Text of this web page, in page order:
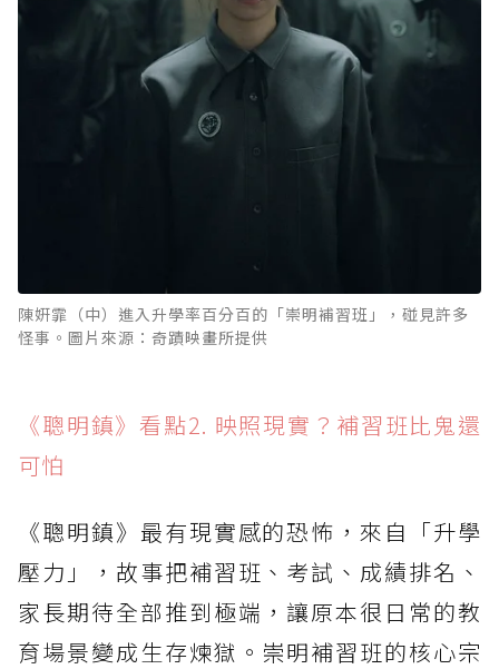
陳姸霏（中）進入升學率百分百的「崇明補習班」，碰見許多
怪事。圖片來源：奇蹟映畫所提供
《聰明鎮》看點2. 映照現實？補習班比鬼還
可怕
《聰明鎮》最有現實感的恐怖，來自「升學
壓力」，故事把補習班、考試、成績排名、
家長期待全部推到極端，讓原本很日常的教
育場景變成生存煉獄。崇明補習班的核心宗